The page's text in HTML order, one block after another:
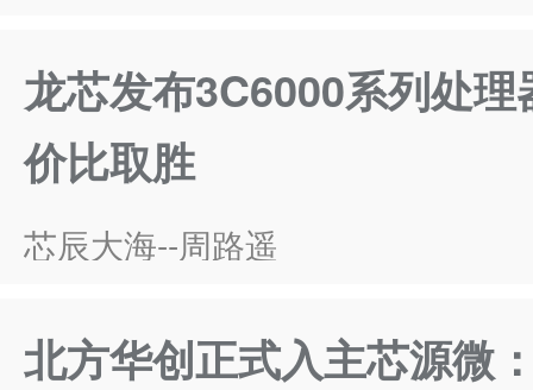
龙芯发布3C6000系列处
价比取胜
芯辰大海--周路遥
北方华创正式入主芯源微